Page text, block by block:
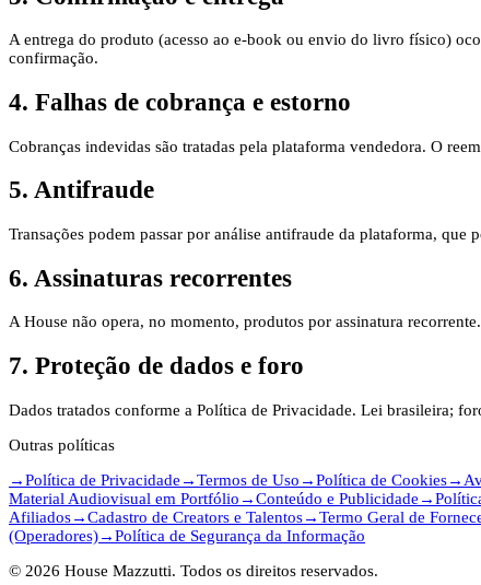
A entrega do produto (acesso ao e-book ou envio do livro físico)
confirmação.
4. Falhas de cobrança e estorno
Cobranças indevidas são tratadas pela plataforma vendedora. O
5. Antifraude
Transações podem passar por análise antifraude da plataforma, que
6. Assinaturas recorrentes
A House não opera, no momento, produtos por assinatura
7. Proteção de dados e foro
Dados tratados conforme a Política de Privacidade. Lei brasileira;
Outras políticas
→Política de Privacidade →Termos de Uso →Política de Cookies→
Material Audiovisual em Portfólio →Conteúdo e Publicidade →
Afiliados→Cadastro de Creators e Talentos→Termo Geral de
(Operadores)→Política de Segurança da Informação
© 2026 House Mazzutti. Todos os direitos reservados.